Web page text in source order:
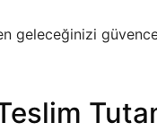
geleceğinizi